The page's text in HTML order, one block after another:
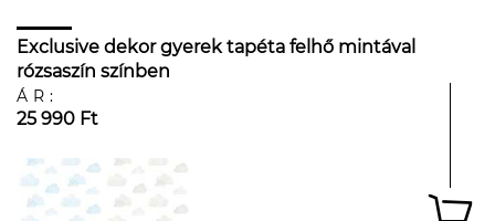
Exclusive dekor gyerek tapéta felhő mintával
rózsaszín színben
ÁR:
25 990 Ft